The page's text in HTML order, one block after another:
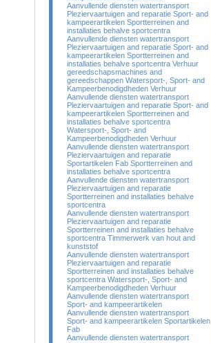
Aanvullende diensten watertransport
Pleziervaartuigen and reparatie Sport- and
kampeerartikelen Sportterreinen and
installaties behalve sportcentra
Aanvullende diensten watertransport
Pleziervaartuigen and reparatie Sport- and
kampeerartikelen Sportterreinen and
installaties behalve sportcentra Verhuur
gereedschapsmachines and
gereedschappen Watersport-, Sport- and
Kampeerbenodigdheden Verhuur
Aanvullende diensten watertransport
Pleziervaartuigen and reparatie Sport- and
kampeerartikelen Sportterreinen and
installaties behalve sportcentra
Watersport-, Sport- and
Kampeerbenodigdheden Verhuur
Aanvullende diensten watertransport
Pleziervaartuigen and reparatie
Sportartikelen Fab Sportterreinen and
installaties behalve sportcentra
Aanvullende diensten watertransport
Pleziervaartuigen and reparatie
Sportterreinen and installaties behalve
sportcentra
Aanvullende diensten watertransport
Pleziervaartuigen and reparatie
Sportterreinen and installaties behalve
sportcentra Timmerwerk van hout and
kunststof
Aanvullende diensten watertransport
Pleziervaartuigen and reparatie
Sportterreinen and installaties behalve
sportcentra Watersport-, Sport- and
Kampeerbenodigdheden Verhuur
Aanvullende diensten watertransport
Sport- and kampeerartikelen
Aanvullende diensten watertransport
Sport- and kampeerartikelen Sportartikelen
Fab
Aanvullende diensten watertransport